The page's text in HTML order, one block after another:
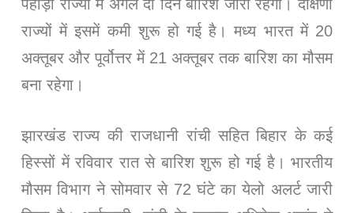
पहाड़ी राज्यों में अगले दो दिन बारिश जारी रहेगी। दक्षिणी
राज्यों में इसमें कमी शुरू हो गई है। मध्य भारत में 20
अक्तूबर और पूर्वोत्तर में 21 अक्तूबर तक बारिश का मौसम
बना रहेगा।
झारखंड राज्य की राजधानी रांची सहित बिहार के कई
हिस्सों में रविवार रात से बारिश शुरू हो गई है। भारतीय
मौसम विभाग ने सोमवार से 72 घंटे का येलो अलर्ट जारी